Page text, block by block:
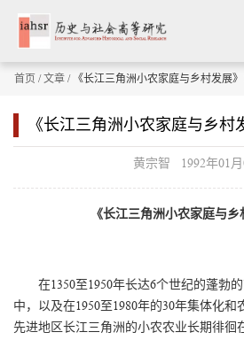
首页 /文章 / 《长江三角洲小农家庭与乡村发展
《长江三角洲小农家庭与乡村
黄宗智 1992年01
《长江三角洲小农家庭与
在1350至1950年长达6个世纪的蓬勃
中，以及在1950至1980年的30年集体化和
先进地区长江三角洲的小农农业长期徘徊